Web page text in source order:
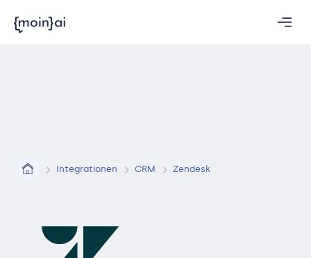
Integrationen CRM Zendesk